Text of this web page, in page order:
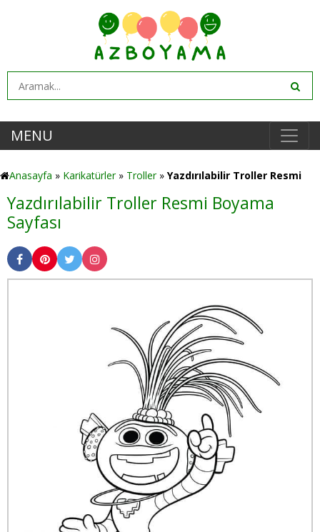
MENU
Anasayfa » Karikatürler» Troller» Yazdırılabilir Troller Resmi
Yazdırılabilir Troller Resmi Boyama
Sayfası